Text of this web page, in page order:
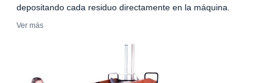
depositando cada residuo directamente en la máquina.
Ver más